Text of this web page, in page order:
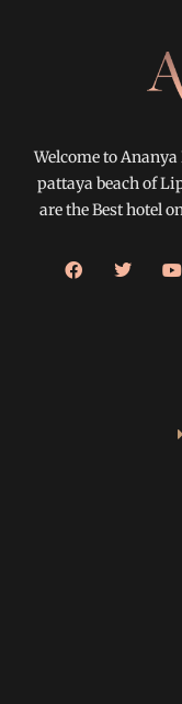
Welcome to
pattaya beach of
are the Best hotel